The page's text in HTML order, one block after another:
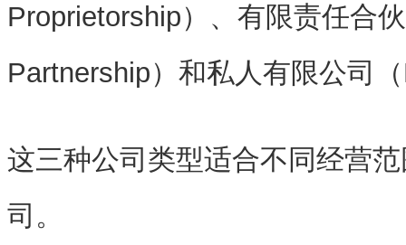
Proprietorship） 、 有限责任合
Partnership） 和私人有限公司
这三种公司类型适合不同经营
司。